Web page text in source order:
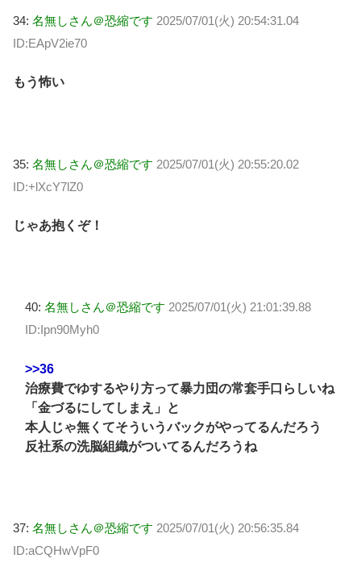
34: 名無しさん＠恐縮です 2025/07/01(火) 20:54:31.04
ID:EApV2ie70
もう怖い
35: 名無しさん＠恐縮です 2025/07/01(火) 20:55:20.02
ID:+lXcY7lZ0
じゃあ抱くぞ！
40: 名無しさん＠恐縮です 2025/07/01(火) 21:01:39.88
ID:Ipn90Myh0
>>36
治療費でゆするやり方って暴力団の常套手口らしいね
「金づるにしてしまえ」と
本人じゃ無くてそういうバックがやってるんだろう
反社系の洗脳組織がついてるんだろうね
37: 名無しさん＠恐縮です 2025/07/01(火) 20:56:35.84
ID:aCQHwVpF0